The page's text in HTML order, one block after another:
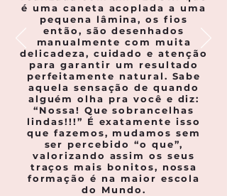
é uma caneta acoplada a uma
pequena lâmina, os fios
então, são desenhados
manualmente com muita
delicadeza, cuidado e atenção
para garantir um resultado
perfeitamente natural. Sabe
aquela sensação de quando
alguém olha pra você e diz:
“Nossa! Que sobrancelhas
lindas!!!” É exatamente isso
que fazemos, mudamos sem
ser percebido “o que”,
valorizando assim os seus
traços mais bonitos, nossa
formação é na maior escola
do Mundo.